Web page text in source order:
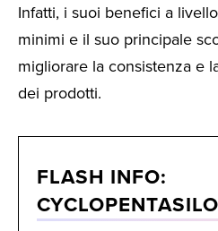
Infatti, i suoi benefici a
minimi e il suo principale
migliorare la consistenza e
dei prodotti.
FLASH INFO: